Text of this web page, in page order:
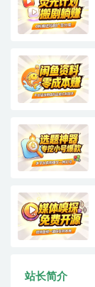
站长简介